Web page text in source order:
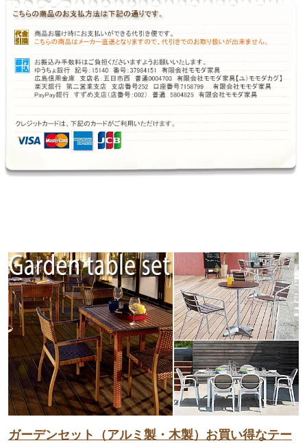
ガーデンセット（アルミ製・木製）お買い得なテー